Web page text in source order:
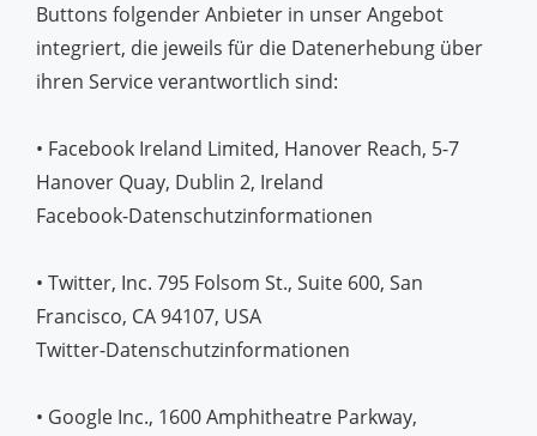
Buttons folgender Anbieter in unser Angebot
integriert, die jeweils für die Datenerhebung über
ihren Service verantwortlich sind:
• Facebook Ireland Limited, Hanover Reach, 5-7
Hanover Quay, Dublin 2, Ireland
Facebook-Datenschutzinformationen
• Twitter, Inc. 795 Folsom St., Suite 600, San
Francisco, CA 94107, USA
Twitter-Datenschutzinformationen
• Google Inc., 1600 Amphitheatre Parkway,